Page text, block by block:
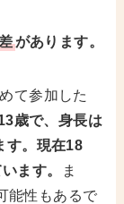
があります。
て参加した
歳で、身長は
す。現在18
ます。
ま
能性もあるで